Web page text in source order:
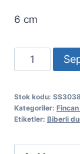
6 cm
Biberli
dudak
kalıbı
adet
Stok kodu:
Kategoriler:
Etiketler: Biberli